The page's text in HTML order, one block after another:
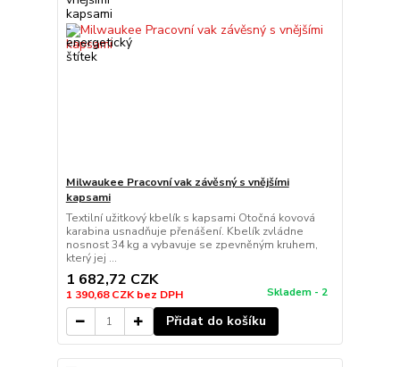
Milwaukee Pracovní vak závěsný s vnějšími
kapsami
Textilní užitkový kbelík s kapsami Otočná kovová
karabina usnadňuje přenášení. Kbelík zvládne
nosnost 34 kg a vybavuje se zpevněným kruhem,
který jej ...
1 682,72 CZK
1 390,68 CZKbez DPH Skladem - 2
Přidat do košíku